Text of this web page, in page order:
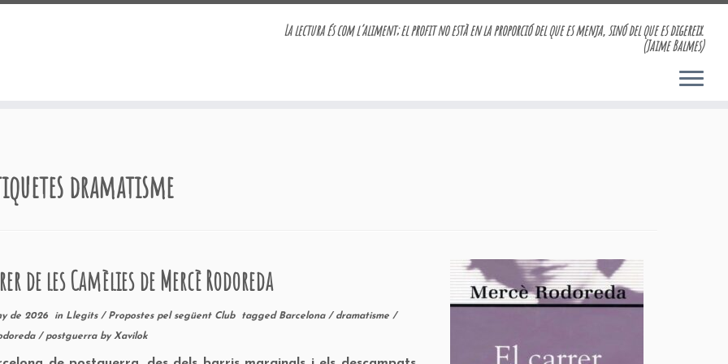
La lectura és com l’aliment; el profit no està en la proporció del que es menja, sinó del que es digereix.
(Jaime Balmes)
dramatisme
de les Camèlies de Mercè Rodoreda
de 2026in Llegits / Propostes pel següent Club tagged Barcelona / dramatisme /
/ postguerra by Xavilok